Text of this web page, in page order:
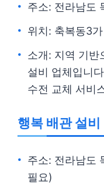
주소: 전라남도
위치: 축복동3
소개: 지역 기반
설비 업체입니
수전 교체 서비
행복 배관 설비
주소: 전라남도
필요)